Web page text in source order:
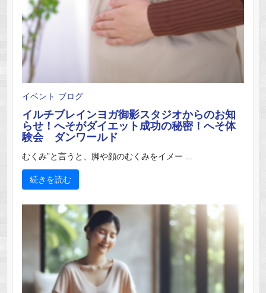
イベント ブログ
イルチブレインヨガ御影スタジオからのお知
らせ！へそがダイエット成功の秘密！へそ体
験会 ダンワールド
むくみ”と言うと、脚や顔のむくみをイメー ...
続きを読む